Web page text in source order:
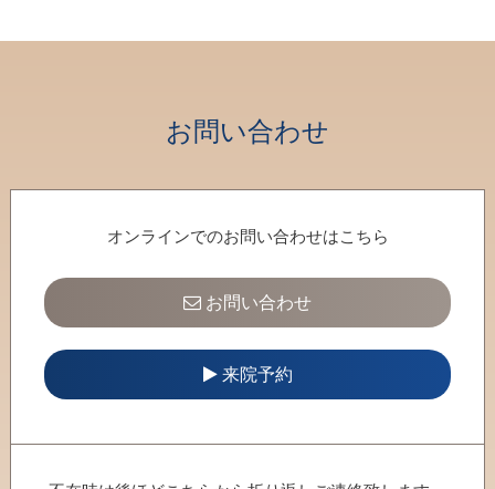
お問い合わせ
オンラインでのお問い合わせはこちら
お問い合わせ
来院予約